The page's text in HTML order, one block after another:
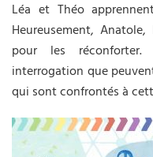
Léa et Théo
Heureusement,
pour les
interrogation que
qui sont confrontés à